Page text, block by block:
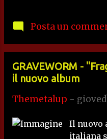
Posta un
GRAVEWORM -
il nuovo album
Themetalup -
Il nuovo
italiana